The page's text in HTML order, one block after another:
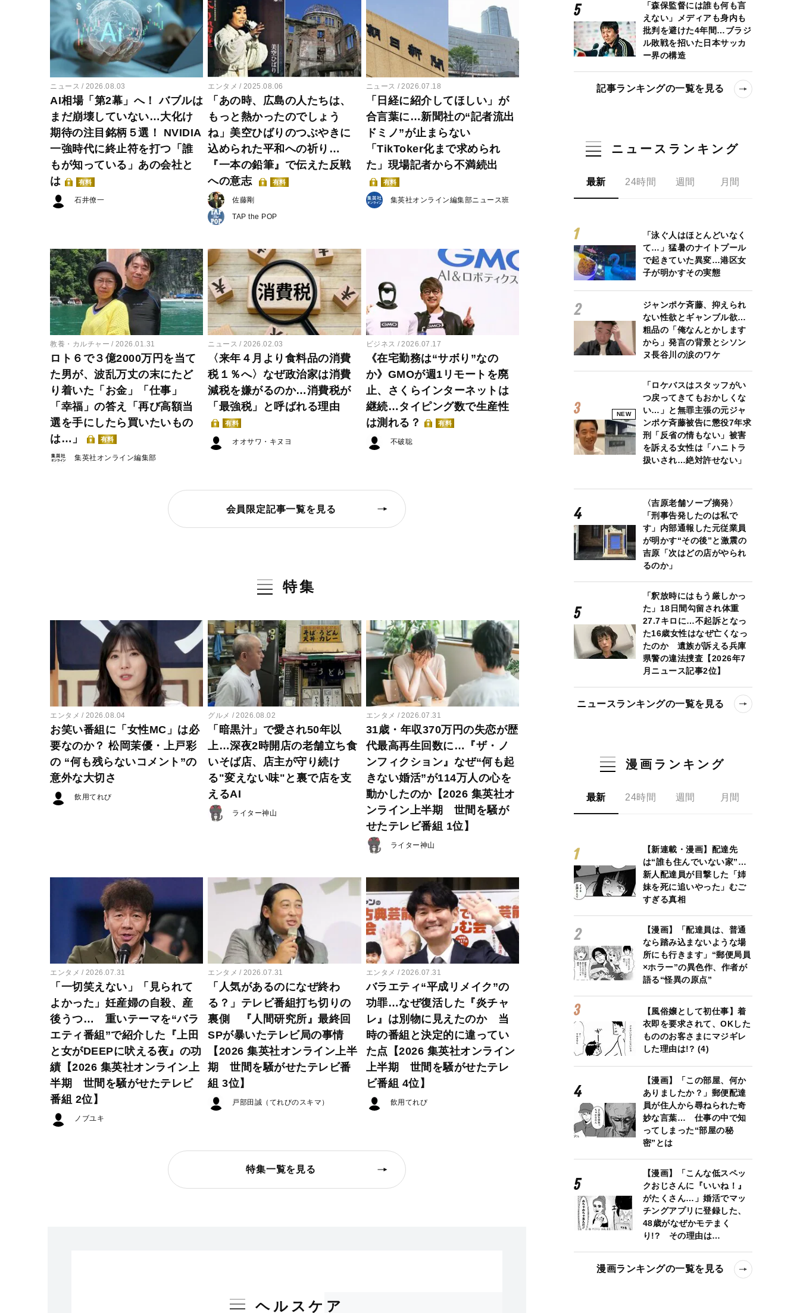
ニュース 2026.08.03
AI相場「第2幕」へ！ バブルは
まだ崩壊していない…大化け
期待の注目銘柄５選！ NVIDIA
一強時代に終止符を打つ「誰
もが知っている」あの会社と
は
有料
石井僚一
エンタメ 2025.08.06
「あの時、広島の人たちは、
もっと熱かったのでしょう
ね」美空ひばりのつぶやきに
込められた平和への祈り…
『一本の鉛筆』で伝えた反戦
への意志
有料
佐藤剛
TAP the POP
ニュース 2026.07.18
「日経に紹介してほしい」が
合言葉に…新聞社の“記者流出
ドミノ”が止まらない
「TikToker化まで求められ
た」現場記者から不満続出
有料
集英社オンライン編集部ニュース班
教養・カルチャー 2026.01.31
ロト６で３億2000万円を当て
た男が、波乱万丈の末にたど
り着いた「お金」「仕事」
「幸福」の答え「再び高額当
選を手にしたら買いたいもの
は…」
有料
集英社オンライン編集部
ニュース 2026.02.03
〈来年４月より食料品の消費
税１％へ〉なぜ政治家は消費
減税を嫌がるのか…消費税が
「最強税」と呼ばれる理由
有料
オオサワ・キヌヨ
ビジネス 2026.07.17
《在宅勤務は“サボり”なの
か》GMOが週1リモートを廃
止、さくらインターネットは
継続…タイピング数で生産性
は測れる？
有料
不破聡
会員限定記事一覧を見る
特集
エンタメ 2026.08.04
お笑い番組に「女性MC」は必
要なのか？ 松岡茉優・上戸彩
の “何も残らないコメント”の
意外な大切さ
飲用てれび
グルメ 2026.08.02
「暗黒汁」で愛され50年以
上…深夜2時開店の老舗立ち食
いそば店、店主が守り続け
る"変えない味"と裏で店を支
えるAI
ライター神山
エンタメ 2026.07.31
31歳・年収370万円の失恋が歴
代最高再生回数に…『ザ・ノ
ンフィクション』なぜ“何も起
きない婚活”が114万人の心を
動かしたのか【2026 集英社オ
ンライン上半期 世間を騒が
せたテレビ番組 1位】
ライター神山
エンタメ 2026.07.31
「一切笑えない」「見られて
よかった」妊産婦の自殺、産
後うつ… 重いテーマを“バラ
エティ番組”で紹介した『上田
と女がDEEPに吠える夜』の功
績【2026 集英社オンライン上
半期 世間を騒がせたテレビ
番組 2位】
ノブユキ
エンタメ 2026.07.31
「人気があるのになぜ終わ
る？」テレビ番組打ち切りの
裏側 『人間研究所』最終回
SPが暴いたテレビ局の事情
【2026 集英社オンライン上半
期 世間を騒がせたテレビ番
組 3位】
戸部田誠（てれびのスキマ）
エンタメ 2026.07.31
バラエティ“平成リメイク”の
功罪…なぜ復活した『炎チャ
レ』は別物に見えたのか 当
時の番組と決定的に違ってい
た点【2026 集英社オンライン
上半期 世間を騒がせたテレ
ビ番組 4位】
飲用てれび
特集一覧を見る
ヘルスケア
「森保監督には誰も何も言
えない」メディアも身内も
批判を避けた4年間…ブラジ
ル敗戦を招いた日本サッカ
ー界の構造
記事ランキングの一覧を見る
ニュースランキング
最新 24時間 週間 月間
「泳ぐ人はほとんどいなく
て…」猛暑のナイトプール
で起きていた異変…港区女
子が明かすその実態
ジャンポケ斉藤、抑えられ
ない性欲とギャンブル欲…
粗品の「俺なんとかします
から」発言の背景とシソン
ヌ長谷川の涙のワケ
NEW
「ロケバスはスタッフがい
つ戻ってきてもおかしくな
い…」と無罪主張の元ジャ
ンポケ斉藤被告に懲役7年求
刑「反省の情もない」被害
を訴える女性は「ハニトラ
扱いされ…絶対許せない」
〈吉原老舗ソープ摘発〉
「刑事告発したのは私で
す」内部通報した元従業員
が明かす“その後”と激震の
吉原「次はどの店がやられ
るのか」
「釈放時にはもう厳しかっ
た」18日間勾留され体重
27.7キロに…不起訴となっ
た16歳女性はなぜ亡くなっ
たのか 遺族が訴える兵庫
県警の違法捜査【2026年7
月ニュース記事2位】
ニュースランキングの一覧を見る
漫画ランキング
最新 24時間 週間 月間
【新連載・漫画】配達先
は“誰も住んでいない家”…
新人配達員が目撃した「姉
妹を死に追いやった」むご
すぎる真相
【漫画】「配達員は、普通
なら踏み込まないような場
所にも行きます」“郵便局員
×ホラー”の異色作、作者が
語る“怪異の原点”
【風俗嬢として初仕事】着
衣即を要求されて、OKした
もののお客さまにマジギレ
した理由は!? (4)
【漫画】「この部屋、何か
ありましたか？」郵便配達
員が住人から尋ねられた奇
妙な言葉… 仕事の中で知
ってしまった“部屋の秘
密”とは
【漫画】「こんな低スペッ
クおじさんに『いいね！』
がたくさん…」婚活でマッ
チングアプリに登録した、
48歳がなぜかモテまく
り!? その理由は…
漫画ランキングの一覧を見る